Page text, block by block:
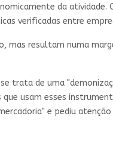
da atividade.
verificadas entre
mas resultam numa
trata de uma
usam esses
e pediu